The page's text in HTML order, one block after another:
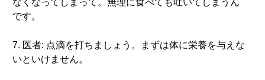
なくなってしまって。無理に食べても吐いてしまうん
です。
7. 医者: 点滴を打ちましょう。まずは体に栄養を与えな
いといけません。